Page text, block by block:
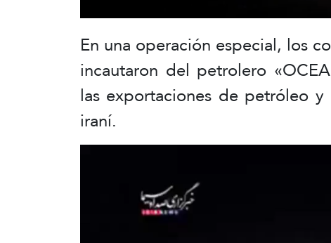
En una operación especial, los
incautaron del petrolero
las exportaciones de petróleo
iraní.